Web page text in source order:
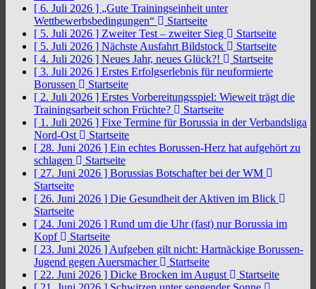
[ 6. Juli 2026 ] „Gute Trainingseinheit unter
Wettbewerbsbedingungen“
Startseite
[ 5. Juli 2026 ] Zweiter Test – zweiter Sieg
Startseite
[ 5. Juli 2026 ] Nächste Ausfahrt Bildstock
Startseite
[ 4. Juli 2026 ] Neues Jahr, neues Glück?!
Startseite
[ 3. Juli 2026 ] Erstes Erfolgserlebnis für neuformierte
Borussen
Startseite
[ 2. Juli 2026 ] Erstes Vorbereitungsspiel: Wieweit trägt die
Trainingsarbeit schon Früchte?
Startseite
[ 1. Juli 2026 ] Fixe Termine für Borussia in der Verbandsliga
Nord-Ost
Startseite
[ 28. Juni 2026 ] Ein echtes Borussen-Herz hat aufgehört zu
schlagen
Startseite
[ 27. Juni 2026 ] Borussias Botschafter bei der WM
Startseite
[ 26. Juni 2026 ] Die Gesundheit der Aktiven im Blick
Startseite
[ 24. Juni 2026 ] Rund um die Uhr (fast) nur Borussia im
Kopf
Startseite
[ 23. Juni 2026 ] Aufgeben gilt nicht: Hartnäckige Borussen-
Jugend gegen Auersmacher
Startseite
[ 22. Juni 2026 ] Dicke Brocken im August
Startseite